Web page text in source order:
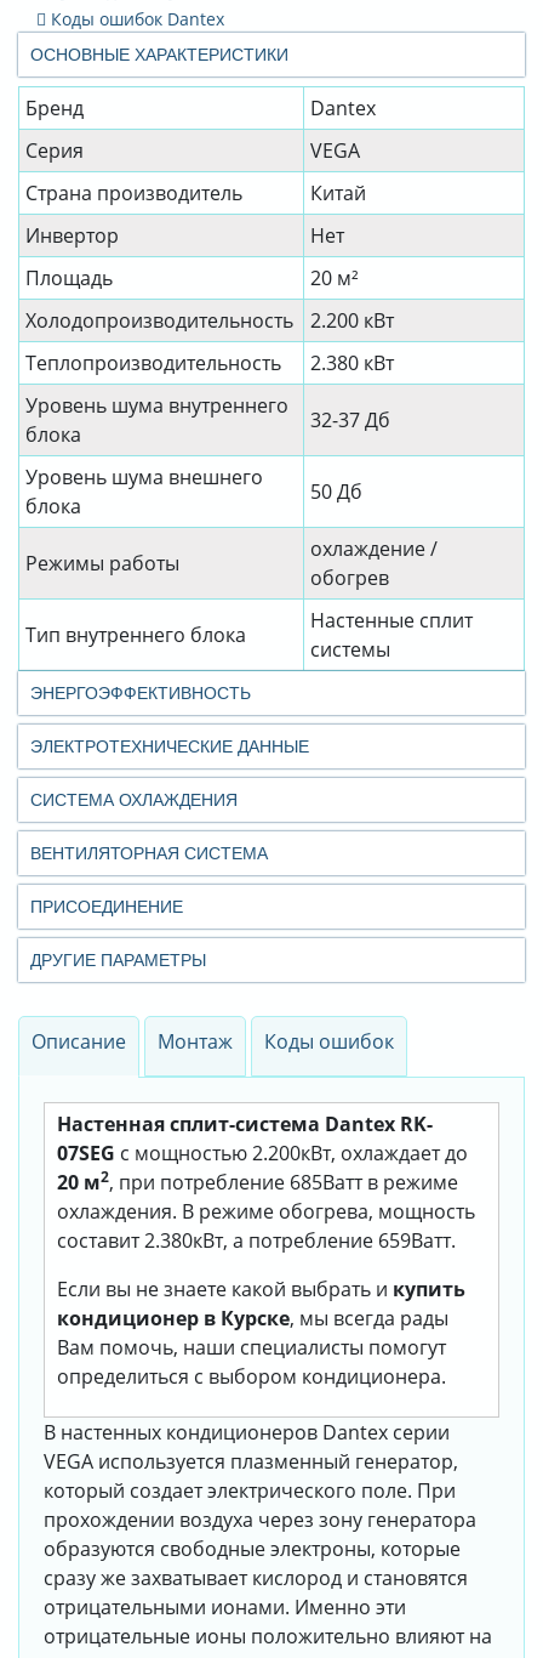
ОСНОВНЫЕ ХАРАКТЕРИСТИКИ
Бренд
Dantex
Серия
VEGA
Страна производитель
Китай
Инвертор
Нет
Площадь
20 м²
Холодопроизводительность
2.200 кВт
Теплопроизводительность
2.380 кВт
Уровень шума внутреннего
блока
32-37 Дб
Уровень шума внешнего
блока
50 Дб
Режимы работы
охлаждение /
обогрев
Тип внутреннего блока
Настенные сплит
системы
ЭНЕРГОЭФФЕКТИВНОСТЬ
ЭЛЕКТРОТЕХНИЧЕСКИЕ ДАННЫЕ
СИСТЕМА ОХЛАЖДЕНИЯ
ВЕНТИЛЯТОРНАЯ СИСТЕМА
ПРИСОЕДИНЕНИЕ
ДРУГИЕ ПАРАМЕТРЫ
Коды ошибок Dantex
Описание Монтаж Коды ошибок
Настенная сплит-система Dantex RK-
07SEG с мощностью 2.200кВт, охлаждает до
20 м2, при потребление 685Ватт в режиме
охлаждения. В режиме обогрева, мощность
составит 2.380кВт, а потребление 659Ватт.
Если вы не знаете какой выбрать и купить
кондиционер в Курске, мы всегда рады
Вам помочь, наши специалисты помогут
определиться с выбором кондиционера.
В настенных кондиционеров Dantex серии
VEGA используется плазменный генератор,
который создает электрического поле. При
прохождении воздуха через зону генератора
образуются свободные электроны, которые
сразу же захватывает кислород и становятся
отрицательными ионами. Именно эти
отрицательные ионы положительно влияют на